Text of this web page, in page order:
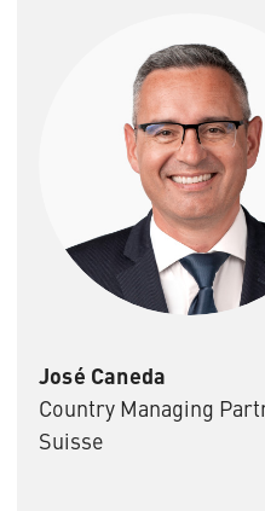
José Caneda
Country Managing
Suisse